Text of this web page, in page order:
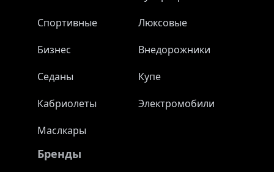
Спортивные
Люксовые
Бизнес
Внедорожники
Седаны
Купе
Кабриолеты
Электромобили
Маслкары
Бренды